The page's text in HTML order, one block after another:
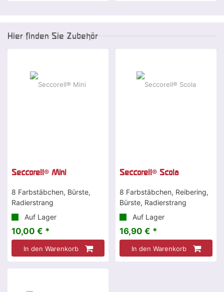
Hier finden Sie Zubehör
Seccorell® Mini
8 Farbstäbchen, Bürste,
Radierstrang
Auf Lager
10,00 € *
In den Warenkorb
Seccorell® Scola
8 Farbstäbchen, Reibering,
Bürste, Radierstrang
Auf Lager
16,90 € *
In den Warenkorb